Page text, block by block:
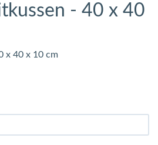
- 40 x 40
x 40 x 10 cm